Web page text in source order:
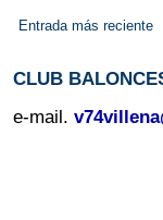
Entrada más reciente
CLUB
e-mail.